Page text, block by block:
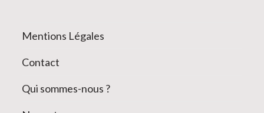
Mentions Légales
Contact
Qui sommes-nous ?